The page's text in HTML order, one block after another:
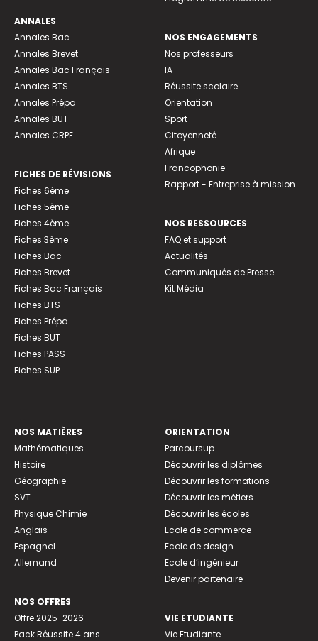
ANNALES
Annales Bac
Annales Brevet
Annales Bac Français
Annales BTS
Annales Prépa
Annales BUT
Annales CRPE
FICHES DE RÉVISIONS
Fiches 6ème
Fiches 5ème
Fiches 4ème
Fiches 3ème
Fiches Bac
Fiches Brevet
Fiches Bac Français
Fiches BTS
Fiches Prépa
Fiches BUT
Fiches PASS
Fiches SUP
NOS ENGAGEMENTS
Nos professeurs
IA
Réussite scolaire
Orientation
Sport
Citoyenneté
Afrique
Francophonie
Rapport - Entreprise à mission
NOS RESSOURCES
FAQ et support
Actualités
Communiqués de Presse
Kit Média
NOS MATIÈRES
Mathématiques
Histoire
Géographie
SVT
Physique Chimie
Anglais
Espagnol
Allemand
NOS OFFRES
Offre 2025-2026
Pack Réussite 4 ans
ORIENTATION
Parcoursup
Découvrir les diplômes
Découvrir les formations
Découvrir les métiers
Découvrir les écoles
Ecole de commerce
Ecole de design
Ecole d’ingénieur
Devenir partenaire
VIE ETUDIANTE
Vie Etudiante